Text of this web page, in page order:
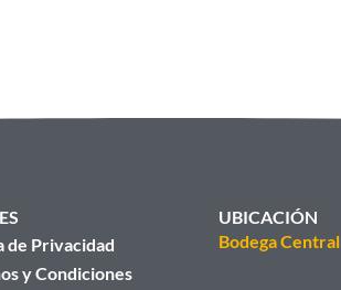
de Privacidad
y Condiciones
UBICACIÓN
Bodega Central